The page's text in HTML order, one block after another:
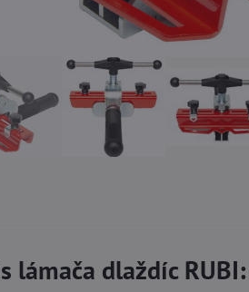
lámača dlaždíc RUBI: